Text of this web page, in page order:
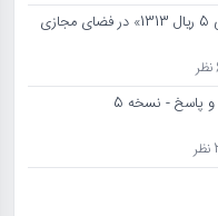
هشدار؛ مراقب «سکه ضرب تقلبی 5 ریال 1313» در فضای مجازی
پاسخ - نسخه 5